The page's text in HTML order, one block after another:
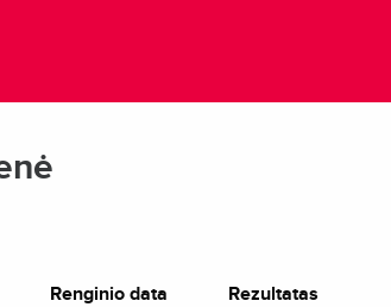
Renginio data Rezultatas